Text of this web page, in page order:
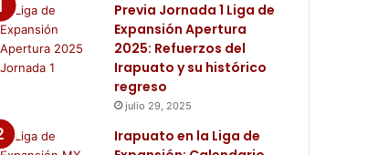
Previa Jornada 1 Liga de
Expansión Apertura
2025: Refuerzos del
Irapuato y su histórico
regreso
julio 29, 2025
Irapuato en la Liga de